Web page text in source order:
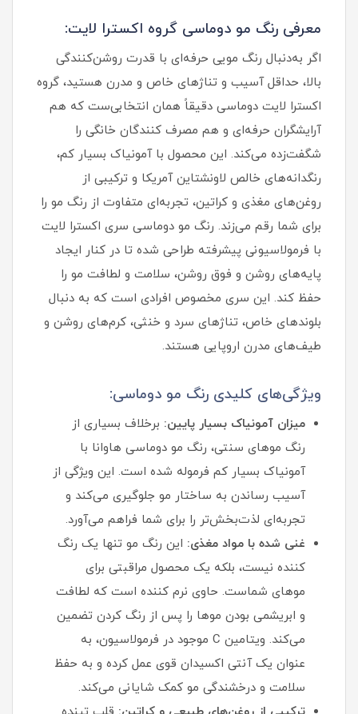
معرفی رنگ مو دوماسی گروه اکسترا لایت:
اگر به‌دنبال رنگ مویی حرفه‌ای با قدرت روشن‌کنندگی
بالا، حداقل آسیب و تناژهای خاص و مدرن هستید، گروه
اکسترا لایت دوماسی دقیقاً همان انتخابی‌ست که هم
آرایشگران حرفه‌ای و هم مصرف‌ کنندگان خانگی را
شگفت‌زده می‌کند. این محصول با آمونیاک بسیار کم،
رنگدانه‌های خالص لاونشتاین آمریکا و ترکیبی از
روغن‌های مغذی و کراتین، تجربه‌ای متفاوت از رنگ مو را
برای شما رقم می‌زند. رنگ مو دوماسی سری اکسترا لایت
با فرمولاسیونی پیشرفته طراحی شده تا در کنار ایجاد
پایه‌های روشن و فوق‌ روشن، سلامت و لطافت مو را
حفظ کند. این سری مخصوص افرادی است که به دنبال
بلوندهای خاص، تناژهای سرد و خنثی، کرم‌های روشن و
طیف‌های مدرن اروپایی هستند.
ویژگی‌های کلیدی رنگ مو دوماسی:
میزان آمونیاک بسیار پایین: برخلاف بسیاری از
رنگ موهای سنتی، رنگ مو دوماسی هاوانا با
آمونیاک بسیار کم فرموله شده است. این ویژگی از
آسیب رساندن به ساختار مو جلوگیری می‌کند و
تجربه‌ای لذت‌بخش‌تر را برای شما فراهم می‌آورد.
غنی شده با مواد مغذی: این رنگ مو تنها یک رنگ‌
کننده نیست، بلکه یک محصول مراقبتی برای
موهای شماست. حاوی نرم‌ کننده است که لطافت
و ابریشمی بودن موها را پس از رنگ کردن تضمین
می‌کند. ویتامین C موجود در فرمولاسیون، به
عنوان یک آنتی‌ اکسیدان قوی عمل کرده و به حفظ
سلامت و درخشندگی مو کمک شایانی می‌کند.